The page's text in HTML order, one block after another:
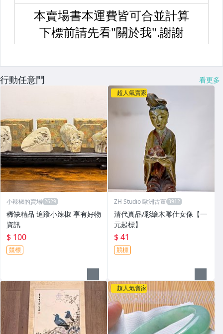
行動任意門 看更多
小辣椒的賣場
稀缺精品 追蹤小辣椒 享有好物
資訊
$ 100
競標
超人氣賣家
ZH Studio 歐洲古董
清代真品/彩繪木雕仕女像【一
元起標】
$ 41
競標
超人氣賣家